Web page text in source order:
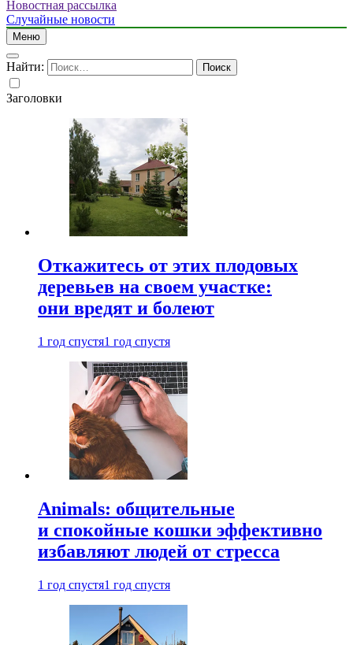
Новостная рассылка
Случайные новости
Меню
Найти:
Заголовки
Откажитесь от этих плодовых
деревьев на своем участке:
они вредят и болеют
1 год спустя1 год спустя
Animals: общительные
и спокойные кошки эффективно
избавляют людей от стресса
1 год спустя1 год спустя